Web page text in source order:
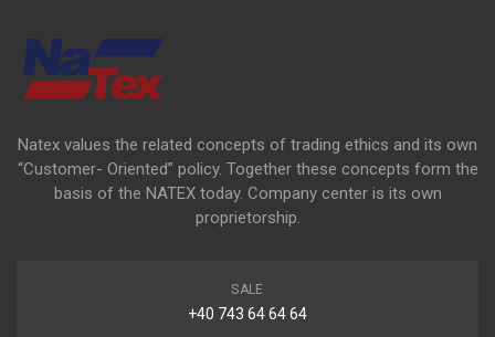
Natex values the related concepts of trading ethics and its own
“Customer- Oriented” policy. Together these concepts form the
basis of the NATEX today. Company center is its own
proprietorship.
SALE
+40 743 64 64 64